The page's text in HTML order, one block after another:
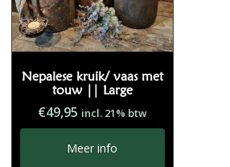
Nepalese kruik/ vaas met
touw || Large
€49,95 incl. 21% btw
Meer info